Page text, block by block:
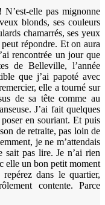
elle pas mignonne
blonds, ses couleurs
chamarrés, ses yeux
répondre. Et on aura
rencontrée un jour que
de Belleville, l’année
que j’ai papoté avec
elle a tourné sur
de sa tête comme au
J’ai fait quelques
en souriant. Et puis
de retraite, pas loin de
je ne m’attendais
sait pas lire. Je n’ai rien
elle un bon petit moment
dans le quartier,
contente. Parce